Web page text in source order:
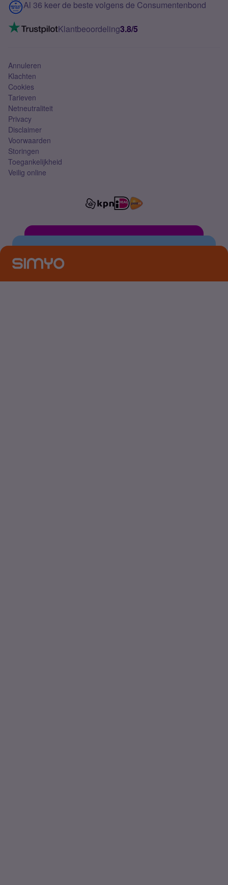
Mobiel internet
Mobiel abonnement
Contact
VoLTE 4G bellen
Al 36 keer de beste volgens de Consumentenbond
Klantbeoordeling3.8/5
Annuleren
Klachten
Cookies
Tarieven
Netneutraliteit
Privacy
Disclaimer
Voorwaarden
Storingen
Toegankelijkheid
Veilig online